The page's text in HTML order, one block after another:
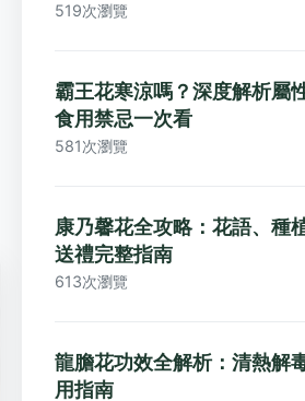
519次瀏覽
霸王花寒涼嗎？深度解析屬
食用禁忌一次看
581次瀏覽
康乃馨花全攻略：花語、種
送禮完整指南
613次瀏覽
龍膽花功效全解析：清熱解
用指南